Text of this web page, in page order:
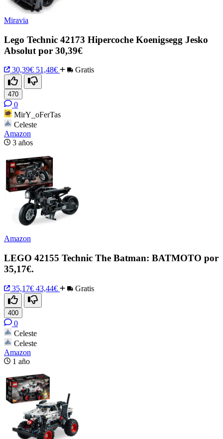
Miravia
Lego Technic 42173 Hipercoche Koenigsegg Jesko
Absolut por 30,39€
30,39€ 51,48€ Gratis
470
0
MirY_oFerTas
Celeste
Amazon
3 años
Amazon
LEGO 42155 Technic The Batman: BATMOTO por
35,17€.
35,17€ 43,44€ Gratis
400
0
Celeste
Celeste
Amazon
1 año